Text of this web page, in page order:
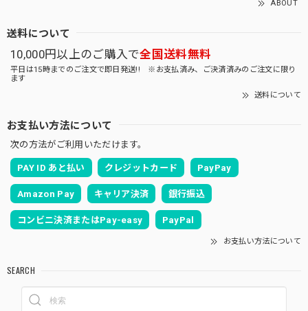
ABOUT
送料について
10,000円以上のご購入で全国送料無料
平日は15時までのご注文で即日発送!! ※お支払済み、ご決済済みのご注文に限り
ます
送料について
お支払い方法について
次の方法がご利用いただけます。
PAY ID あと払い クレジットカード PayPay
Amazon Pay キャリア決済 銀行振込
コンビニ決済またはPay-easy PayPal
お支払い方法について
SEARCH